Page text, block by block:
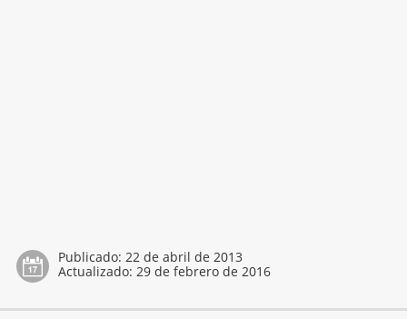
Publicado: 22 de abril de 2013
Actualizado: 29 de febrero de 2016